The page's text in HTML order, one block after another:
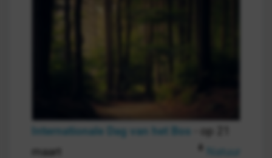
Internationale Dag van het Bos
- op 21
maart